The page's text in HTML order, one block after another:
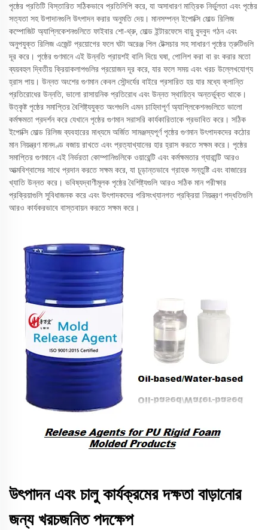
পৃষ্ঠের প্রতিটি বিস্তারিত সঠিকভাবে প্রতিলিপি করে, যা অসাধারণ মাত্রিক নির্ভুলতা এবং পৃষ্ঠের
সত্যতা সহ উপাদানগুলি উৎপাদন করার অনুমতি দেয়। মানসম্পন্ন ইপোক্সি মোল্ড রিলিজ
কম্পোজিট অ্যাপ্লিকেশনগুলিতে ফাইবার শো-থ্রু, মোল্ড ইন্টারফেসে বায়ু বুদবুদ গঠন এবং
অনুপযুক্ত রিলিজ এজেন্ট প্রয়োগের ফলে ঘটা অরেঞ্জ পিল টেক্সচার সহ সাধারণ পৃষ্ঠের ত্রুটিগুলি
দূর করে। পৃষ্ঠের গুণমানে এই উন্নতি প্রায়শই বালি দিয়ে ঘষা, পোলিশ করা বা রং করার মতো
ব্যয়বহুল দ্বিতীয় ক্রিয়াকলাপগুলির প্রয়োজন দূর করে, যার ফলে সময় এবং খরচ উল্লেখযোগ্য
হ্রাস পায়। উন্নত অংশের গুণমান কেবল সৌন্দর্যের বাইরে প্রসারিত হয় যার মধ্যে ক্লান্তি
প্রতিরোধের উন্নতি, ভালো রাসায়নিক প্রতিরোধ এবং উন্নত স্থায়িত্ব অন্তর্ভুক্ত থাকে।
উত্কৃষ্ট পৃষ্ঠের সমাপ্তির বৈশিষ্ট্যযুক্ত অংশগুলি এমন চাহিদাপূর্ণ অ্যাপ্লিকেশনগুলিতে ভালো
কর্মক্ষমতা প্রদর্শন করে যেখানে পৃষ্ঠের গুণমান সরাসরি কার্যকারিতাকে প্রভাবিত করে। সঠিক
ইপোক্সি মোল্ড রিলিজ ব্যবহারের মাধ্যমে অর্জিত সামঞ্জস্যপূর্ণ পৃষ্ঠের গুণমান উৎপাদকদের কঠোর
মান নিয়ন্ত্রণ মানদণ্ড বজায় রাখতে এবং প্রত্যাখ্যানের হার হ্রাস করতে সক্ষম করে। পৃষ্ঠের
সমাপ্তির গুণমানে এই নির্ভরতা কোম্পানিগুলিকে ওয়ারেন্টি এবং কর্মক্ষমতার গ্যারান্টি আরও
আত্মবিশ্বাসের সাথে প্রদান করতে সক্ষম করে, যা চূড়ান্তভাবে গ্রাহক সন্তুষ্টি এবং বাজারের
খ্যাতি উন্নত করে। ভবিষ্যদ্বাণীমূলক পৃষ্ঠের বৈশিষ্ট্যগুলি আরও সঠিক মান পরীক্ষার
প্রক্রিয়াগুলি সুবিধাজনক করে এবং উৎপাদকদের পরিসংখ্যানগত প্রক্রিয়া নিয়ন্ত্রণ পদ্ধতিগুলি
আরও কার্যকরভাবে বাস্তবায়ন করতে সক্ষম করে।
উৎপাদন এবং চালু কার্যক্রমের দক্ষতা বাড়ানোর
জন্য খরচজনিত পদক্ষেপ